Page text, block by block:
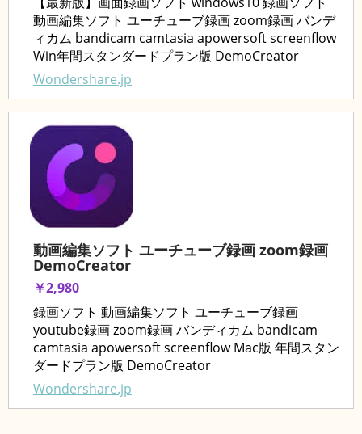
動画編集ソフト ユーチューブ録画 zoom録画 バンデ
ィカム bandicam camtasia apowersoft screenflow
Win年間スタンダードプラン版 DemoCreator
Wondershare.jp
動画編集ソフト ユーチューブ録画 zoom録画
DemoCreator
￥2,980
録画ソフト 動画編集ソフト ユーチューブ録画
youtube録画 zoom録画 バンディカム bandicam
camtasia apowersoft screenflow Mac版 年間スタン
ダードプラン版 DemoCreator
Wondershare.jp